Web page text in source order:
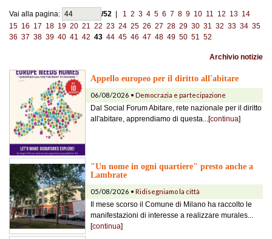
Vai alla pagina: /52 1 2 3 4 5 6 7 8 9 10 11 12 13 14
15 16 17 18 19 20 21 22 23 24 25 26 27 28 29 30 31 32 33 34 35
36 37 38 39 40 41 42 43 44 45 46 47 48 49 50 51 52
Archivio notizie
Appello europeo per il diritto all'abitare
06/08/2026 • Democrazia e partecipazione
Dal Social Forum Abitare, rete nazionale per il diritto
all'abitare, apprendiamo di questa...[continua]
"Un nome in ogni quartiere" presto anche a
Lambrate
05/08/2026 • Ridisegniamo la città
Il mese scorso il Comune di Milano ha raccolto le
manifestazioni di interesse a realizzare murales...
[continua]